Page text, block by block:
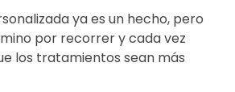
ya es un hecho, pero
por recorrer y cada vez
los tratamientos sean más